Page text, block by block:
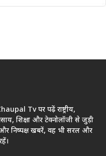
Tv पर पढ़ें राष्ट्रीय,
शिक्षा और टेक्नोलॉजी से जुड़ी
निष्पक्ष खबरें, वह भी सरल और